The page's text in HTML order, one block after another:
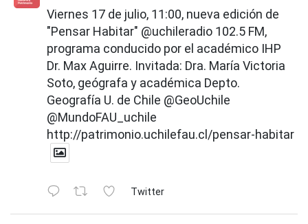
Viernes 17 de julio, 11:00, nueva edición de
"Pensar Habitar" @uchileradio 102.5 FM,
programa conducido por el académico IHP
Dr. Max Aguirre. Invitada: Dra. María Victoria
Soto, geógrafa y académica Depto.
Geografía U. de Chile @GeoUchile
@MundoFAU_uchile
http://patrimonio.uchilefau.cl/pensar-habitar
Twitter